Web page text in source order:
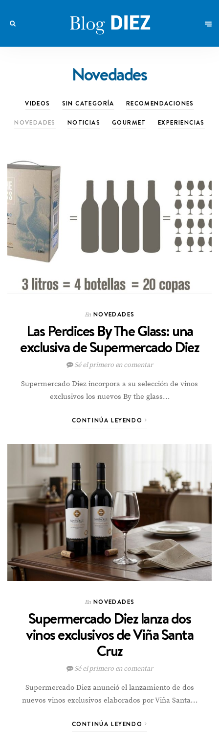
Novedades
VIDEOS SIN CATEGORÍA RECOMENDACIONES
NOVEDADES NOTICIAS GOURMET EXPERIENCIAS
En NOVEDADES
Las Perdices By The Glass: una
exclusiva de Supermercado Diez
Sé el primero en comentar
Supermercado Diez incorpora a su selección de vinos
exclusivos los nuevos By the glass…
CONTINÚA LEYENDO
En NOVEDADES
Supermercado Diez lanza dos
vinos exclusivos de Viña Santa
Cruz
Sé el primero en comentar
Supermercado Diez anunció el lanzamiento de dos
nuevos vinos exclusivos elaborados por Viña Santa…
CONTINÚA LEYENDO